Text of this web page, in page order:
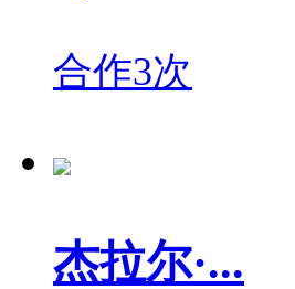
合作3次
杰拉尔·...